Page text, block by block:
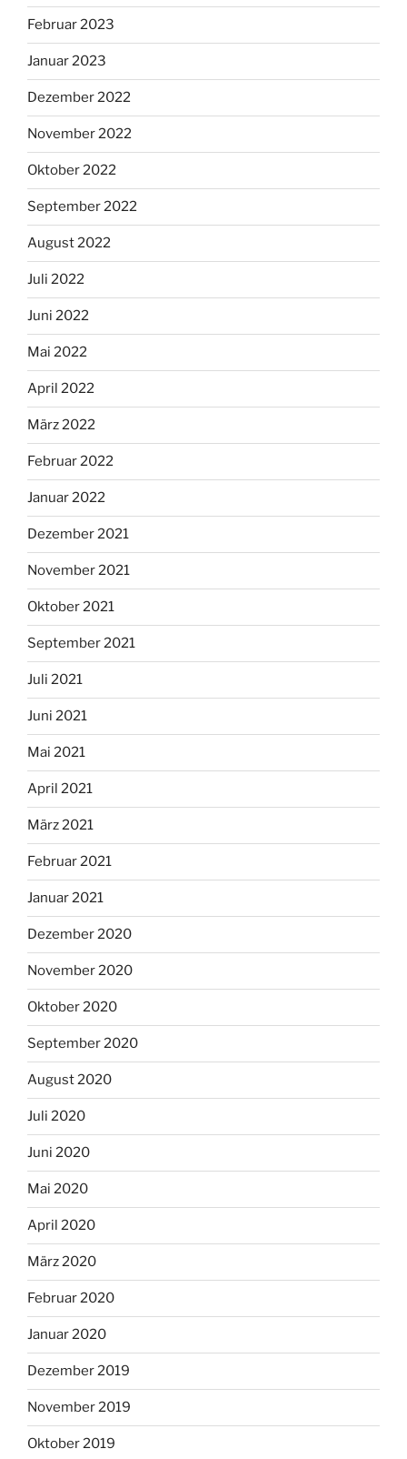
Februar 2023
Januar 2023
Dezember 2022
November 2022
Oktober 2022
September 2022
August 2022
Juli 2022
Juni 2022
Mai 2022
April 2022
März 2022
Februar 2022
Januar 2022
Dezember 2021
November 2021
Oktober 2021
September 2021
Juli 2021
Juni 2021
Mai 2021
April 2021
März 2021
Februar 2021
Januar 2021
Dezember 2020
November 2020
Oktober 2020
September 2020
August 2020
Juli 2020
Juni 2020
Mai 2020
April 2020
März 2020
Februar 2020
Januar 2020
Dezember 2019
November 2019
Oktober 2019